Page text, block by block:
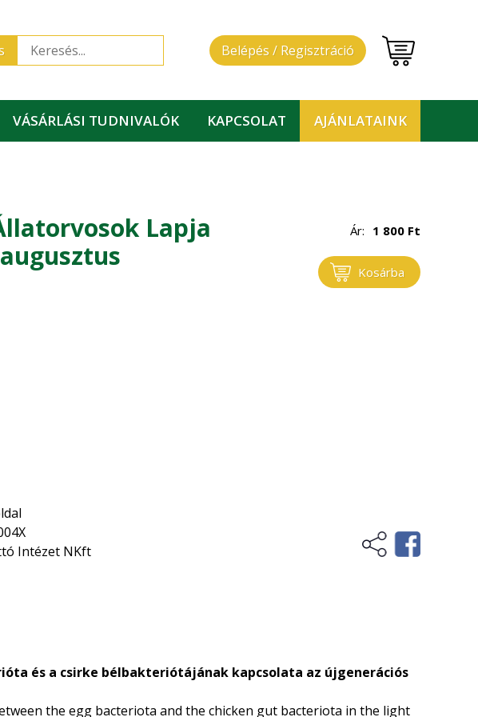
Belépés / Regisztráció
VÁSÁRLÁSI TUDNIVALÓK KAPCSOLAT AJÁNLATAINK
Lapja
Ár: 1 800 Ft
Kosárba
Intézet NKft
és a csirke bélbakteriótájának kapcsolata az újgenerációs
the egg bacteriota and the chicken gut bacteriota in the light